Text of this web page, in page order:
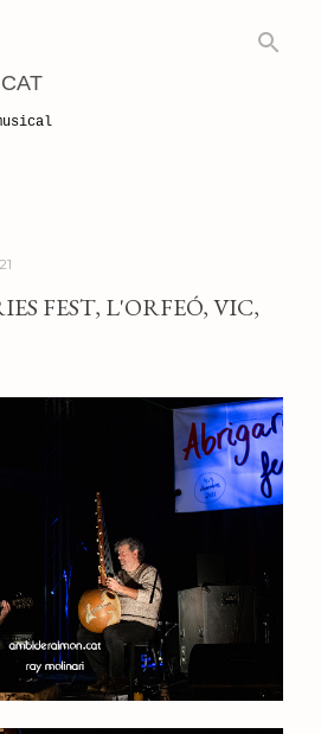
FEST, L'ORFEÓ, VIC,